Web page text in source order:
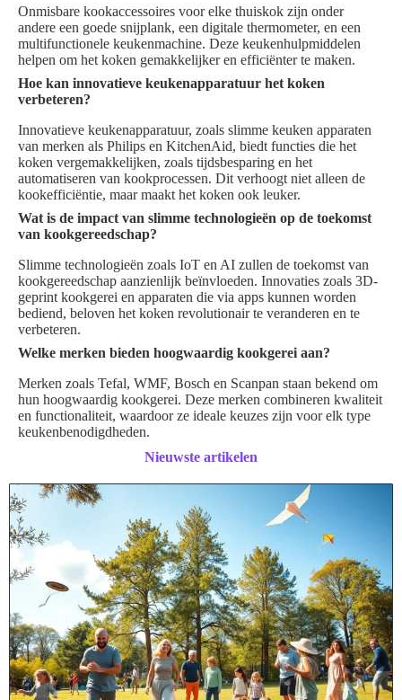
Onmisbare kookaccessoires voor elke thuiskok zijn onder
andere een goede snijplank, een digitale thermometer, en een
multifunctionele keukenmachine. Deze keukenhulpmiddelen
helpen om het koken gemakkelijker en efficiënter te maken.
Hoe kan innovatieve keukenapparatuur het koken
verbeteren?
Innovatieve keukenapparatuur, zoals slimme keuken apparaten
van merken als Philips en KitchenAid, biedt functies die het
koken vergemakkelijken, zoals tijdsbesparing en het
automatiseren van kookprocessen. Dit verhoogt niet alleen de
kookefficiëntie, maar maakt het koken ook leuker.
Wat is de impact van slimme technologieën op de toekomst
van kookgereedschap?
Slimme technologieën zoals IoT en AI zullen de toekomst van
kookgereedschap aanzienlijk beïnvloeden. Innovaties zoals 3D-
geprint kookgerei en apparaten die via apps kunnen worden
bediend, beloven het koken revolutionair te veranderen en te
verbeteren.
Welke merken bieden hoogwaardig kookgerei aan?
Merken zoals Tefal, WMF, Bosch en Scanpan staan bekend om
hun hoogwaardig kookgerei. Deze merken combineren kwaliteit
en functionaliteit, waardoor ze ideale keuzes zijn voor elk type
keukenbenodigdheden.
Nieuwste artikelen